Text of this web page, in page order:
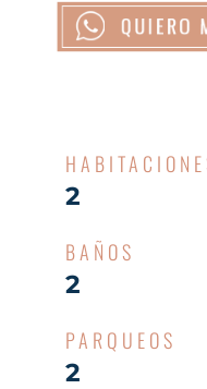
2
BAÑOS
2
PARQUEOS
2